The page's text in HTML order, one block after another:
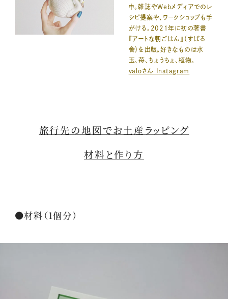
中。雑誌やWebメディアでのレ
シピ提案や、ワークショップも手
がける。2021年に初の著書
『アートな朝ごはん』（すばる
舎）を出版。好きなものは水
玉、苺、ちょうちょ、植物。
valoさん Instagram
旅行先の地図でお土産ラッピング
材料と作り方
●材料（1個分）